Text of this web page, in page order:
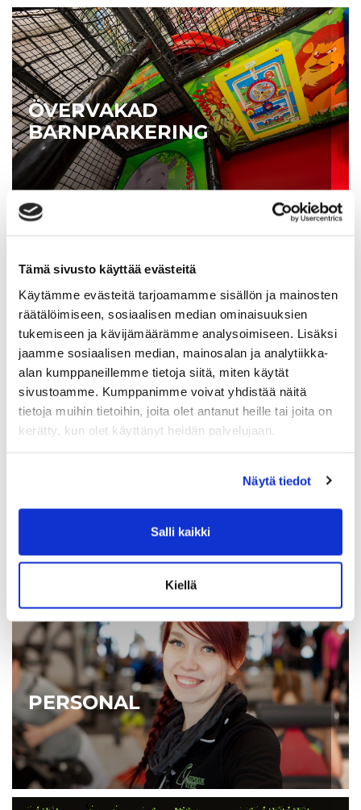
Tämä sivusto käyttää evästeitä
Käytämme evästeitä tarjoamamme sisällön ja mainosten
räätälöimiseen, sosiaalisen median ominaisuuksien
tukemiseen ja kävijämäärämme analysoimiseen. Lisäksi
jaamme sosiaalisen median, mainosalan ja analytiikka-
alan kumppaneillemme tietoja siitä, miten käytät
sivustoamme. Kumppanimme voivat yhdistää näitä
tietoja muihin tietoihin, joita olet antanut heille tai joita on
kerätty, kun olet käyttänyt heidän palvelujaan.
Näytä tiedot
Salli kaikki
Kiellä
ÖVERVAKAD
BARNPARKERING
UPPLEVELSER
FÖRETAGSTJÄNSTER
PERSONAL